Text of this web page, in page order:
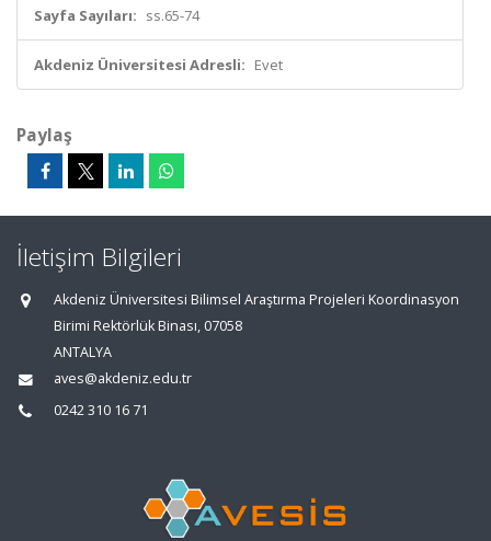
Sayfa Sayıları: ss.65-74
Akdeniz Üniversitesi Adresli: Evet
Paylaş
İletişim Bilgileri
Akdeniz Üniversitesi Bilimsel Araştırma Projeleri Koordinasyon
Birimi Rektörlük Binası, 07058
ANTALYA
aves@akdeniz.edu.tr
0242 310 16 71